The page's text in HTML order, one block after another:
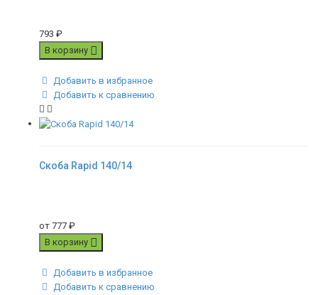
793 ₽
В корзину
Добавить в избранное
Добавить к сравнению
Скоба Rapid 140/14
от 777 ₽
В корзину
Добавить в избранное
Добавить к сравнению